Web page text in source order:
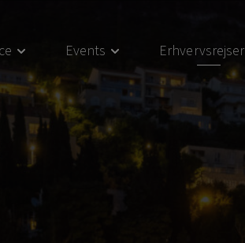
Events Erhvervsrejser